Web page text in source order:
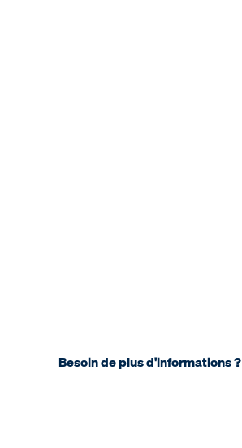
Besoin de plus d'informations ?